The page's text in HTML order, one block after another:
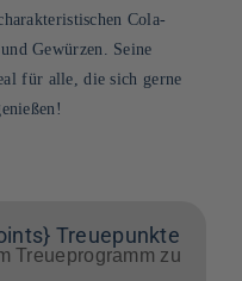
Cola-
Gewürzen. Seine
für alle, die sich gerne
Treuepunkte
Treueprogramm zu